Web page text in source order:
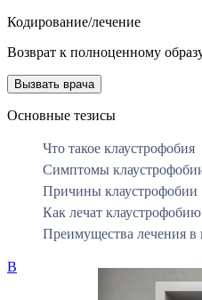
Кодирование/лечение
Возврат к полноценному
Вызвать врача
Основные тезисы
Что такое клаустрофобия
Симптомы
Причины клаустрофобии
Как лечат клаустрофобию
Преимущества лечения
В